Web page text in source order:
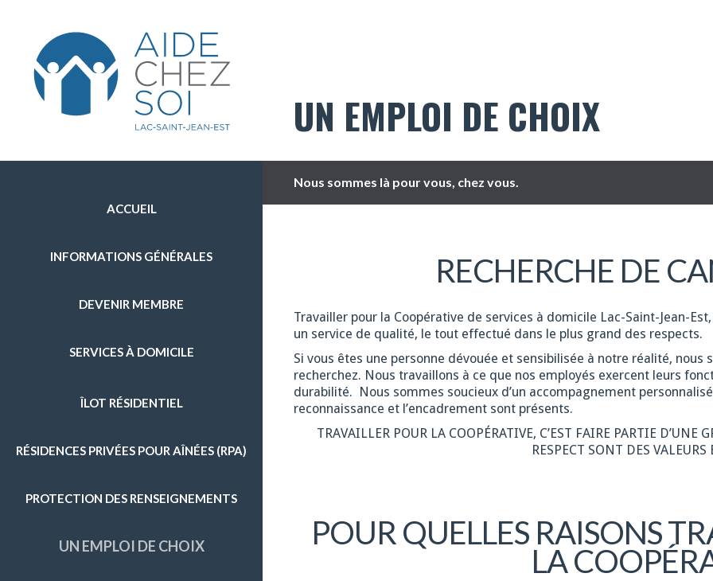
ACCUEIL
INFORMATIONS GÉNÉRALES
DEVENIR MEMBRE
SERVICES À DOMICILE
PRÉPARATION DE REPAS
APPROVISIONNEMENT ET AUTRES COURSES
ÎLOT RÉSIDENTIEL
RÉSIDENCES PRIVÉES POUR AÎNÉES (RPA)
PROTECTION DES RENSEIGNEMENTS
UN EMPLOI DE CHOIX
UN EMPLOI DE CHOIX
Nous sommes là pour vous, chez vous.
RECHERCHE DE
Travailler pour la Coopérative de services à domicile Lac-Saint-Jean-
un service de qualité, le tout effectué dans le plus grand des respects.
Si vous êtes une personne dévouée et sensibilisée à notre réalité, nous
recherchez. Nous travaillons à ce que nos employés exercent leurs
durabilité. Nous sommes soucieux d’un accompagnement
reconnaissance et l’encadrement sont présents.
TRAVAILLER POUR LA COOPÉRATIVE, C’EST FAIRE PARTIE
RESPECT SONT DES VALEURS
POUR QUELLES RAISONS
LA